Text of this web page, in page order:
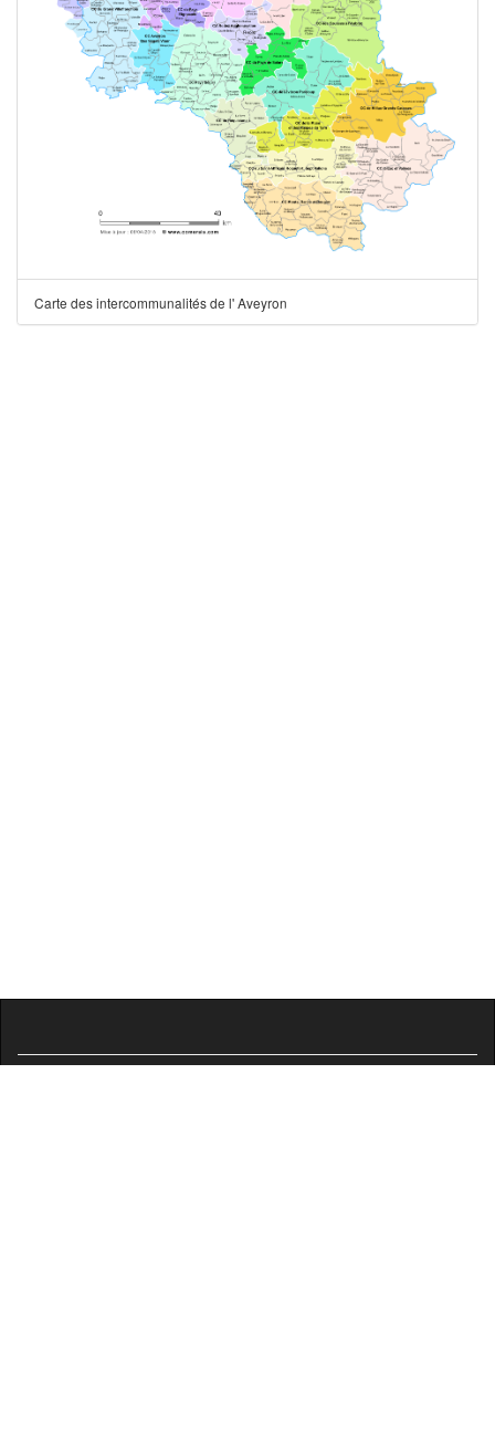
Carte des intercommunalités de l' Aveyron